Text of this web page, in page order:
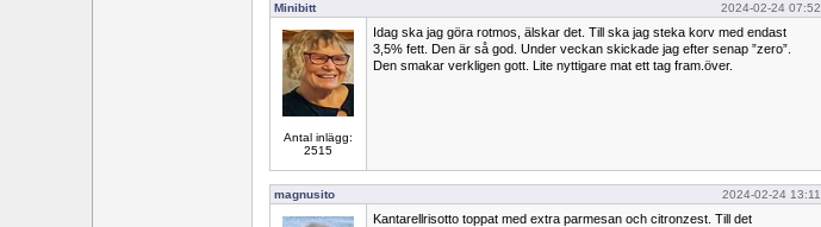
Minibitt 2024-02-24 07:52
Antal inlägg:
2515
Idag ska jag göra rotmos, älskar det. Till ska jag steka korv med endast
3,5% fett. Den är så god. Under veckan skickade jag efter senap ”zero”.
Den smakar verkligen gott. Lite nyttigare mat ett tag fram.över.
magnusito 2024-02-24 13:11
Kantarellrisotto toppat med extra parmesan och citronzest. Till det